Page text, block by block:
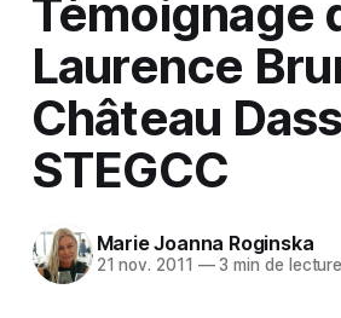
Témoignage
Laurence
Château
STEGCC
Marie Joanna Roginska
21 nov. 2011 —3 min de lecture